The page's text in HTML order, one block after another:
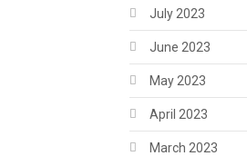
July 2023
June 2023
May 2023
April 2023
March 2023